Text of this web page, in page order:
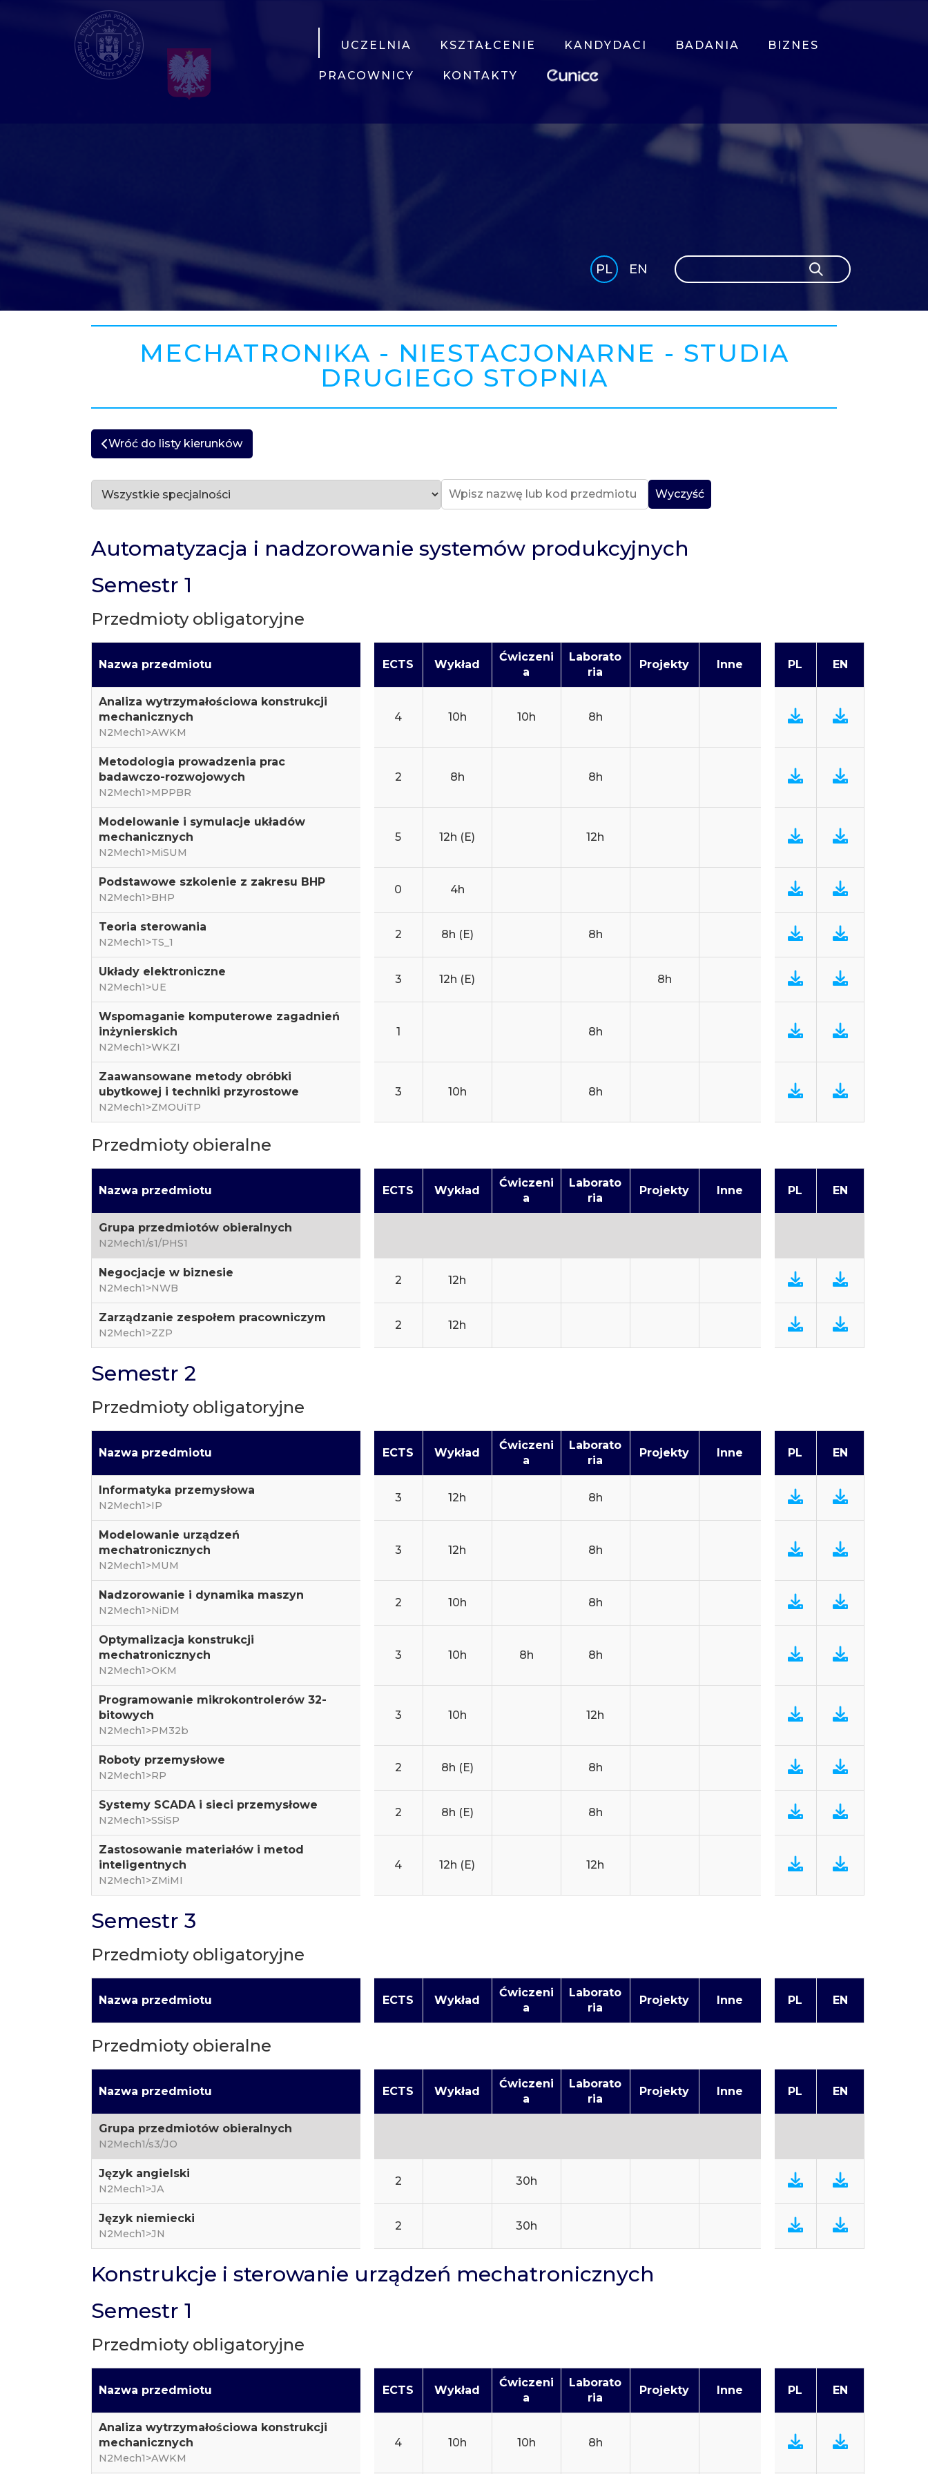
UCZELNIA KSZTAŁCENIE KANDYDACI BADANIA BIZNES
PRACOWNICY KONTAKTY
Szukaj Szukaj
PL
EN
MECHATRONIKA - NIESTACJONARNE - STUDIA
DRUGIEGO STOPNIA
Wróć do listy kierunków
Wyczyść
Automatyzacja i nadzorowanie systemów produkcyjnych
Semestr 1
Przedmioty obligatoryjne
Nazwa przedmiotu ECTS Wykład
Ćwiczeni
a
Laborato
ria
Projekty Inne PL EN
Analiza wytrzymałościowa konstrukcji
mechanicznych
N2Mech1>AWKM
4 10h 10h 8h
Metodologia prowadzenia prac
badawczo-rozwojowych
N2Mech1>MPPBR
2 8h 8h
Modelowanie i symulacje układów
mechanicznych
N2Mech1>MiSUM
5 12h (E) 12h
Podstawowe szkolenie z zakresu BHP
N2Mech1>BHP
0 4h
Teoria sterowania
N2Mech1>TS_1
2 8h (E) 8h
Układy elektroniczne
N2Mech1>UE
3 12h (E) 8h
Wspomaganie komputerowe zagadnień
inżynierskich
N2Mech1>WKZI
1 8h
Zaawansowane metody obróbki
ubytkowej i techniki przyrostowe
N2Mech1>ZMOUiTP
3 10h 8h
Przedmioty obieralne
Nazwa przedmiotu ECTS Wykład
Ćwiczeni
a
Laborato
ria
Projekty Inne PL EN
Grupa przedmiotów obieralnych
N2Mech1/s1/PHS1
Negocjacje w biznesie
N2Mech1>NWB
2 12h
Zarządzanie zespołem pracowniczym
N2Mech1>ZZP
2 12h
Semestr 2
Przedmioty obligatoryjne
Nazwa przedmiotu ECTS Wykład
Ćwiczeni
a
Laborato
ria
Projekty Inne PL EN
Informatyka przemysłowa
N2Mech1>IP
3 12h 8h
Modelowanie urządzeń
mechatronicznych
N2Mech1>MUM
3 12h 8h
Nadzorowanie i dynamika maszyn
N2Mech1>NiDM
2 10h 8h
Optymalizacja konstrukcji
mechatronicznych
N2Mech1>OKM
3 10h 8h 8h
Programowanie mikrokontrolerów 32-
bitowych
N2Mech1>PM32b
3 10h 12h
Roboty przemysłowe
N2Mech1>RP
2 8h (E) 8h
Systemy SCADA i sieci przemysłowe
N2Mech1>SSiSP
2 8h (E) 8h
Zastosowanie materiałów i metod
inteligentnych
N2Mech1>ZMiMI
4 12h (E) 12h
Semestr 3
Przedmioty obligatoryjne
Nazwa przedmiotu ECTS Wykład
Ćwiczeni
a
Laborato
ria
Projekty Inne PL EN
Przedmioty obieralne
Nazwa przedmiotu ECTS Wykład
Ćwiczeni
a
Laborato
ria
Projekty Inne PL EN
Grupa przedmiotów obieralnych
N2Mech1/s3/JO
Język angielski
N2Mech1>JA
2 30h
Język niemiecki
N2Mech1>JN
2 30h
Konstrukcje i sterowanie urządzeń mechatronicznych
Semestr 1
Przedmioty obligatoryjne
Nazwa przedmiotu ECTS Wykład
Ćwiczeni
a
Laborato
ria
Projekty Inne PL EN
Analiza wytrzymałościowa konstrukcji
mechanicznych
N2Mech1>AWKM
4 10h 10h 8h